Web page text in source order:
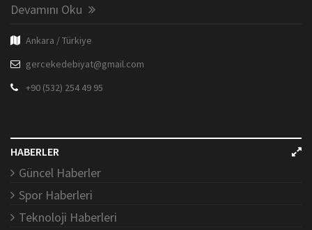
Devamını Oku
Ankara / Türkiye
gercekedebiyat@gmail.com
+90 (532) 254 49 95
HABERLER
Güncel Haberler
Spor Haberleri
Teknoloji Haberleri